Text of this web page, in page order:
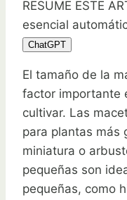
RESUME ESTE
esencial
ChatGPT
El tamaño de la
factor importante
cultivar. Las
para plantas más
miniatura o
pequeñas son
pequeñas, como